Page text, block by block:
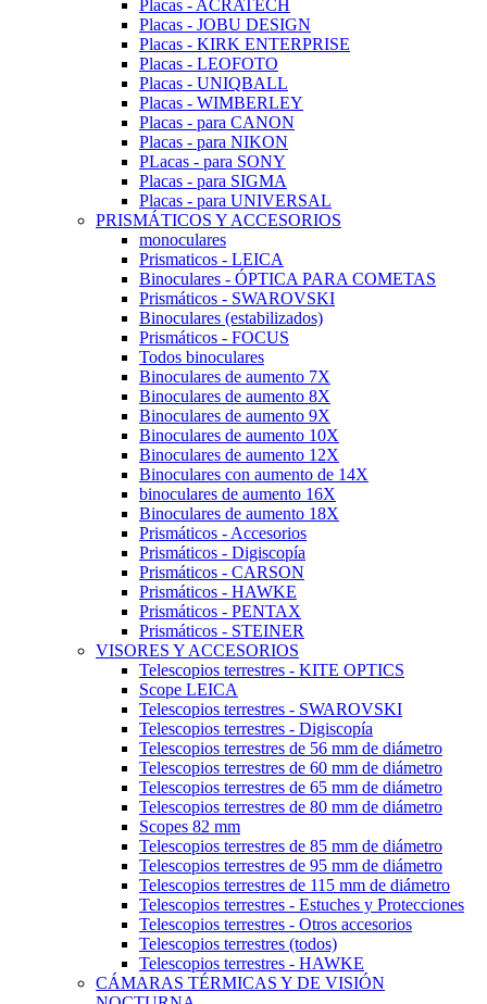
Placas - ACRATECH
Placas - JOBU DESIGN
Placas - KIRK ENTERPRISE
Placas - LEOFOTO
Placas - UNIQBALL
Placas - WIMBERLEY
Placas - para CANON
Placas - para NIKON
PLacas - para SONY
Placas - para SIGMA
Placas - para UNIVERSAL
PRISMÁTICOS Y ACCESORIOS
monoculares
Prismaticos - LEICA
Binoculares - ÓPTICA PARA COMETAS
Prismáticos - SWAROVSKI
Binoculares (estabilizados)
Prismáticos - FOCUS
Todos binoculares
Binoculares de aumento 7X
Binoculares de aumento 8X
Binoculares de aumento 9X
Binoculares de aumento 10X
Binoculares de aumento 12X
Binoculares con aumento de 14X
binoculares de aumento 16X
Binoculares de aumento 18X
Prismáticos - Accesorios
Prismáticos - Digiscopía
Prismáticos - CARSON
Prismáticos - HAWKE
Prismáticos - PENTAX
Prismáticos - STEINER
VISORES Y ACCESORIOS
Telescopios terrestres - KITE OPTICS
Scope LEICA
Telescopios terrestres - SWAROVSKI
Telescopios terrestres - Digiscopía
Telescopios terrestres de 56 mm de diámetro
Telescopios terrestres de 60 mm de diámetro
Telescopios terrestres de 65 mm de diámetro
Telescopios terrestres de 80 mm de diámetro
Scopes 82 mm
Telescopios terrestres de 85 mm de diámetro
Telescopios terrestres de 95 mm de diámetro
Telescopios terrestres de 115 mm de diámetro
Telescopios terrestres - Estuches y Protecciones
Telescopios terrestres - Otros accesorios
Telescopios terrestres (todos)
Telescopios terrestres - HAWKE
CÁMARAS TÉRMICAS Y DE VISIÓN